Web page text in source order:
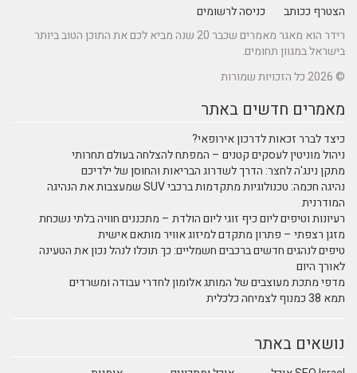
הצטרף ככותב
כניסה לרשומים
רידר הוא מאגר מאמרים שכבר 20 שנה מביא לכם את התוכן הטוב ביותר
בישראל במגוון תחומים.
© 2026 כל הזכויות שמורות
מאמרים חדשים באתר
כיצד לברר זכאות לדרכון אירופאי?
ניהול מוניטין לעסקים קטנים – המפתח להצלחה בעולם תחרותי
מתקן נינג'ה לחצר: הדרך לשדרוג הבריאות והחוסן של ילדיכם
נהיגה חכמה: טכנולוגיות מתקדמות ברכבי SUV שמעצבות את הנהיגה
המודרנית
רעיונות וטיפים ליום כיף זוגי ליום הולדת – מתכננים חוויה בלתי נשכחת
מזגן רצפתי – פתרון מתקדם למיזוג אוויר מותאם אישית
טיפים לנהגים חדשים ברכבים חשמליים: כך תוכלו לנהל נכון את הטעינה
לאורך היום
מדפי מתכת מעוצבים של המותג אלומון לחדרי עבודה ומשרדים
תמא 38 כמנוף לצמיחה כלכלית
נושאים באתר